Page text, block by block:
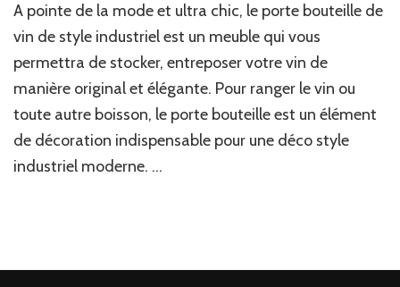
A pointe de la mode et ultra chic, le porte bouteille de
vin de style industriel est un meuble qui vous
permettra de stocker, entreposer votre vin de
manière original et élégante. Pour ranger le vin ou
toute autre boisson, le porte bouteille est un élément
de décoration indispensable pour une déco style
industriel moderne. …